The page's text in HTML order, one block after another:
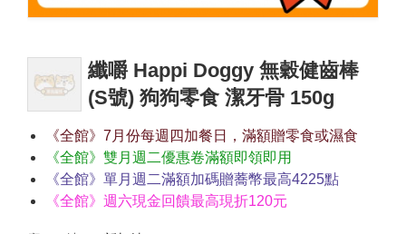
纖嚼 Happi Doggy 無穀健齒棒
(S號) 狗狗零食 潔牙骨 150g
《全館》7月份每週四加餐日，滿額贈零食或濕食
《全館》雙月週二優惠卷滿額即領即用
《全館》單月週二滿額加碼贈蕎幣最高4225點
《全館》週六現金回饋最高現折120元